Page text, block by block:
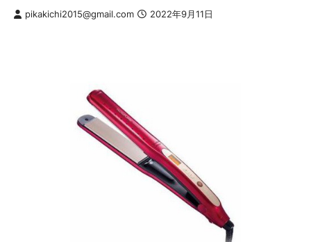
pikakichi2015@gmail.com 2022年9月11日